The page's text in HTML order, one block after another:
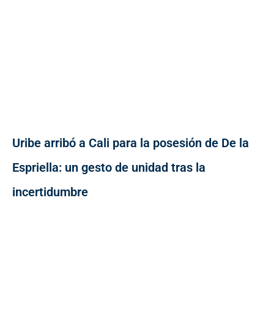
Uribe arribó a Cali para la posesión de De la
Espriella: un gesto de unidad tras la
incertidumbre